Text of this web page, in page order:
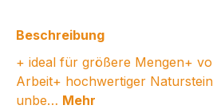
Beschreibung
+ ideal für größere Mengen+
Arbeit+ hochwertiger
unbe… Mehr